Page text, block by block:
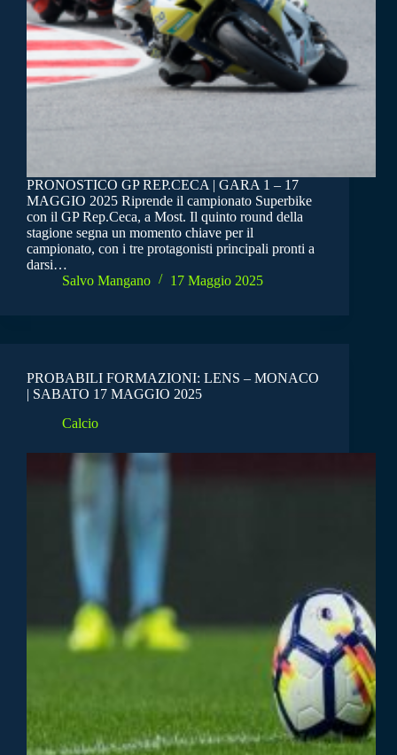
PRONOSTICO GP REP.CECA | GARA 1 – 17
MAGGIO 2025 Riprende il campionato Superbike
con il GP Rep.Ceca, a Most. Il quinto round della
stagione segna un momento chiave per il
campionato, con i tre protagonisti principali pronti a
darsi…
Salvo Mangano
17 Maggio 2025
PROBABILI FORMAZIONI: LENS – MONACO
| SABATO 17 MAGGIO 2025
Calcio